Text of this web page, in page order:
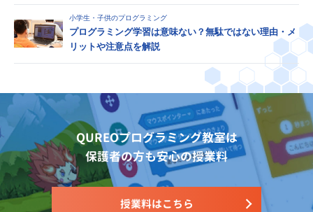
小学生・子供のプログラミング
プログラミング学習は意味ない？無駄ではない理由・メ
リットや注意点を解説
QUREOプログラミング教室は
保護者の方も安心の授業料
授業料はこちら